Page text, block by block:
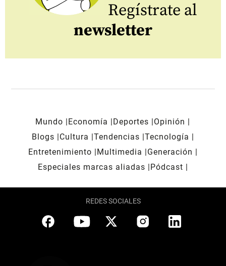
Regístrate al
newsletter
Mundo Economía Deportes
Opinión
Blogs
Cultura Tendencias Tecnología
Entretenimiento
Multimedia
Generación
Especiales marcas aliadas
Pódcast
REDES SOCIALES